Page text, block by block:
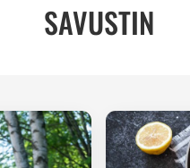
SAVUSTIN